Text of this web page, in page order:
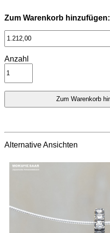
Zum Warenkorb hinzufügen:
Anzahl
Alternative Ansichten